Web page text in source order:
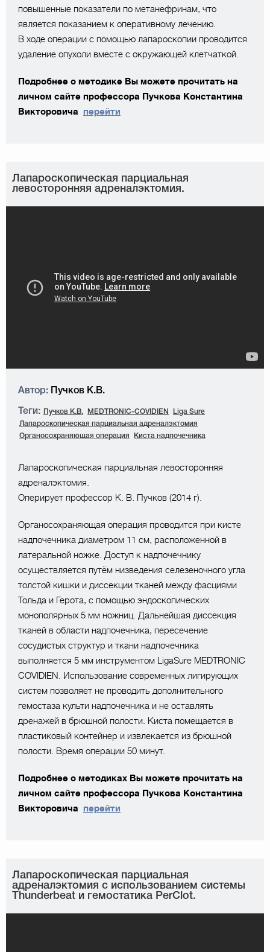
повышенные показатели по метанефринам, что
является показанием к оперативному лечению.
В ходе операции с помощью лапароскопии проводится
удаление опухоли вместе с окружающей клетчаткой.
Подробнее о методике Вы можете прочитать на
личном сайте профессора Пучкова Константина
Викторовича перейти
Лапароскопическая парциальная
левосторонняя адреналэктомия.
Автор: Пучков К.В.
Теги: Пучков К.В. MEDTRONIC-COVIDIEN
Liga Sure
Лапароскопическая парциальная адреналэктомия
Органосохраняющая операция
Киста надпочечника
Лапароскопическая парциальная левосторонняя
адреналэктомия.
Оперирует профессор К. В. Пучков (2014 г).
Органосохраняющая операция проводится при кисте
надпочечника диаметром 11 см, расположенной в
латеральной ножке. Доступ к надпочечнику
осуществляется путём низведения селезеночного угла
толстой кишки и диссекции тканей между фасциями
Тольда и Герота, с помощью эндоскопических
монополярных 5 мм ножниц. Дальнейшая диссекция
тканей в области надпочечника, пересечение
сосудистых структур и ткани надпочечника
выполняется 5 мм инструментом LigaSure MEDTRONIC
COVIDIEN. Использование современных лигирующих
систем позволяет не проводить дополнительного
гемостаза культи надпочечника и не оставлять
дренажей в брюшной полости. Киста помещается в
пластиковый контейнер и извлекается из брюшной
полости. Время операции 50 минут.
Подробнее о методиках Вы можете прочитать на
личном сайте профессора Пучкова Константина
Викторовича перейти
Лапароскопическая парциальная
адреналэктомия с использованием системы
Thunderbeat и гемостатика PerClot.